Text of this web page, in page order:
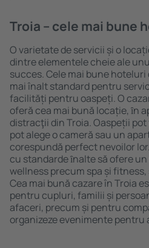
Troia – cele mai bune
O varietate de servicii și o
dintre elementele cheie ale
succes. Cele mai bune
mai înalt standard pentru
facilități pentru oaspeți. O
oferă cea mai bună locație, ȋn
distracţii din Troia. Oaspeții
pot alege o cameră sau un
corespundă perfect nevoilor
cu standarde ȋnalte să ofere
wellness precum spa și
Cea mai bună cazare în Troia
pentru cupluri, familii și
afaceri, precum și pentru
organizeze evenimente pentru